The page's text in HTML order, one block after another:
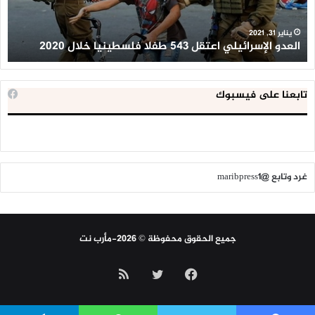
2020
يناير 31, 2021
العدو الإسرائيلي اعتقل 543 طفلا فلسطينيا خلال 2020
تابعنا على فيسبوك
غرد وتابع @maribpress1
جميع الحقوق محفوظة © 2026-مأرب نت
فيسبوك تويتر ملخص
الموقع